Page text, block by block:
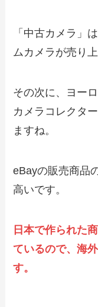
「中古カメラ」
ムカメラが売り
その次に、ヨー
カメラコレクタ
ますね。
eBayの販売商品
高いです。
日本で作られた
ているので、海
す。